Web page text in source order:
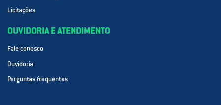
Licitações
OUVIDORIA E ATENDIMENTO
Fale conosco
Ouvidoria
Perguntas frequentes